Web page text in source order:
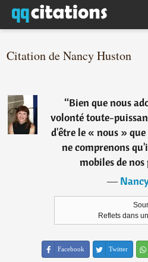
Citation de Nancy Huston
“Bien que nous
volonté toute-
d'être le « nous »
ne comprenons
mobiles de nos
―
Reflets dans
Facebook Twitter